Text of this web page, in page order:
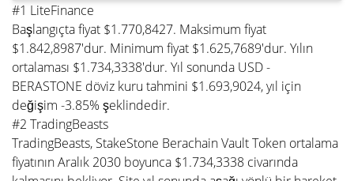
#1 LiteFinance
Başlangıçta fiyat $1.770,8427. Maksimum fiyat
$1.842,8987'dur. Minimum fiyat $1.625,7689'dur. Yılın
ortalaması $1.734,3338'dur. Yıl sonunda USD -
BERASTONE döviz kuru tahmini $1.693,9024, yıl için
değişim -3.85% şeklindedir.
#2 TradingBeasts
TradingBeasts, StakeStone Berachain Vault Token ortalama
fiyatının Aralık 2030 boyunca $1.734,3338 civarında